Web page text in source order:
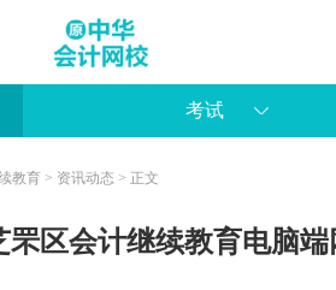
考试
教育 > 资讯动态 > 正文
罘区会计继续教育电脑